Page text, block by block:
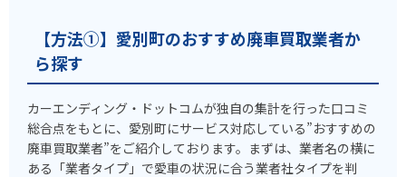
【方法①】愛別町のおすすめ廃車買取業者か
ら探す
カーエンディング・ドットコムが独自の集計を行った口コミ
総合点をもとに、愛別町にサービス対応している”おすすめの
廃車買取業者”をご紹介しております。まずは、業者名の横に
ある「業者タイプ」で愛車の状況に合う業者社タイプを判